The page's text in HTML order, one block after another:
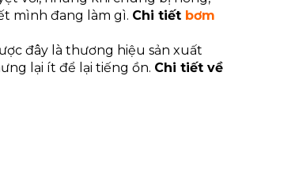
mình đang làm gì. Chi tiết bơm
đây là thương hiệu sản xuất
lại ít để lại tiếng ồn. Chi tiết về